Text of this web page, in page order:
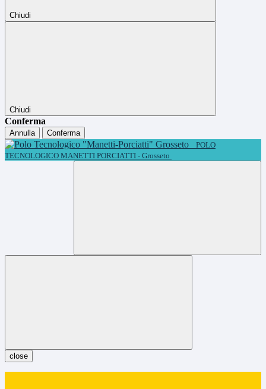
Chiudi
Chiudi
Conferma
Annulla
Conferma
POLO
TECNOLOGICO MANETTI PORCIATTI - Grosseto
close